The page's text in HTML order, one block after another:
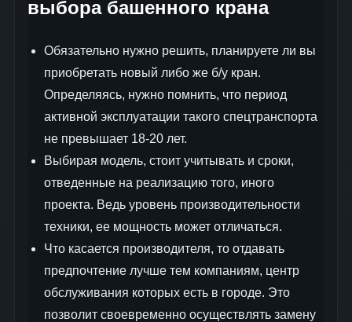
выбора башенного крана
Обязательно нужно решить, планируете ли вы
приобретать новый либо же б/у кран.
Определяясь, нужно помнить, что период
активной эксплуатации такого спецтранспорта
не превышает 18-20 лет.
Выбирая модель, стоит учитывать и сроки,
отведенные на реализацию того, иного
проекта. Ведь уровень производительности
техники, ее мощность может отличаться.
Что касается производителя, то отдавать
предпочтение лучше тем компаниям, центр
обслуживания которых есть в городе. Это
позволит своевременно осуществлять замену